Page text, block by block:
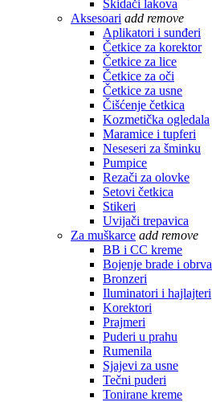
Skidači lakova
Aksesoari add remove
Aplikatori i sunđeri
Četkice za korektor
Četkice za lice
Četkice za oči
Četkice za usne
Čišćenje četkica
Kozmetička ogledala
Maramice i tupferi
Neseseri za šminku
Pumpice
Rezači za olovke
Setovi četkica
Stikeri
Uvijači trepavica
Za muškarce add remove
BB i CC kreme
Bojenje brade i obrva
Bronzeri
Iluminatori i hajlajteri
Korektori
Prajmeri
Puderi u prahu
Rumenila
Sjajevi za usne
Tečni puderi
Tonirane kreme